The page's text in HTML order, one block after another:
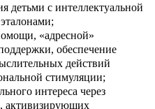
с интеллектуальной
«адресной»
обеспечение
действий
стимуляции;
интереса через
активизирующих